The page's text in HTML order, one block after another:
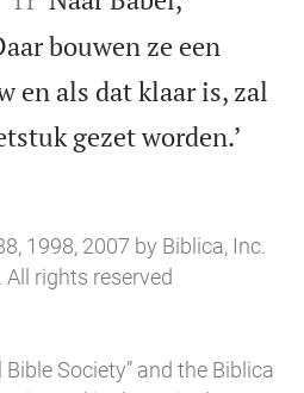
bouwen ze een
en als dat klaar is, zal
gezet worden.’
1998, 2007 by Biblica, Inc.
rights reserved
Bible Society” and the Biblica